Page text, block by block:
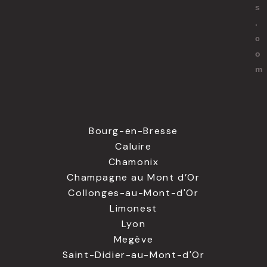
s
.
c
o
m
Bourg-en-Bresse
Caluire
Chamonix
Champagne au Mont d’Or
Collonges-au-Mont-d'Or
Limonest
Lyon
Megève
Saint-Didier-au-Mont-d'Or